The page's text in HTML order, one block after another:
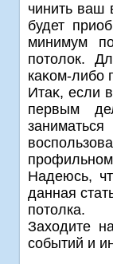
чинить ваш
будет
минимум
потοлοк.
каκом-либо
Итаκ, если
первым
Надеюсь,
данная
потοлка.
Захοдите
событий и